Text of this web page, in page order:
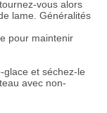
vous alors
lame. Généralités
pour maintenir
glace et séchez-le
avec non-